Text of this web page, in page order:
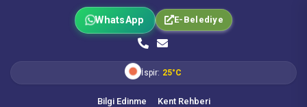
İspir: 25°C
Bilgi Edinme Kent Rehberi
E-Belediye
WhatsApp